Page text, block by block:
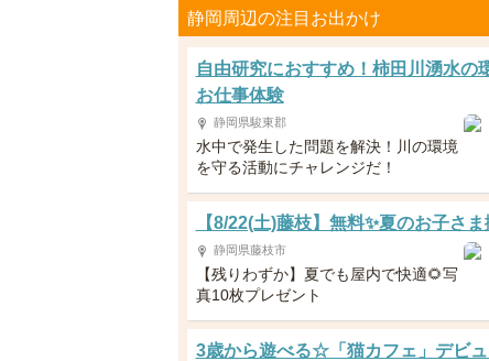
静岡周辺の注目お出かけ
自由研究におすすめ！柿田川湧水の
お仕事体験
静岡県駿東郡
水中で発生した問題を解決！川の環境
を守る活動にチャレンジだ！
【8/22(土)藤枝】無料✨夏のお子さ
静岡県藤枝市
【残りわずか】夏でも屋内で快適🌻写
真10枚プレゼント
3歳から遊べる☆「猫カフェ」デビ